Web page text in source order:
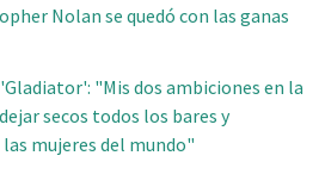
Nolan se quedó con las ganas
"Mis dos ambiciones en la
secos todos los bares y
mujeres del mundo"